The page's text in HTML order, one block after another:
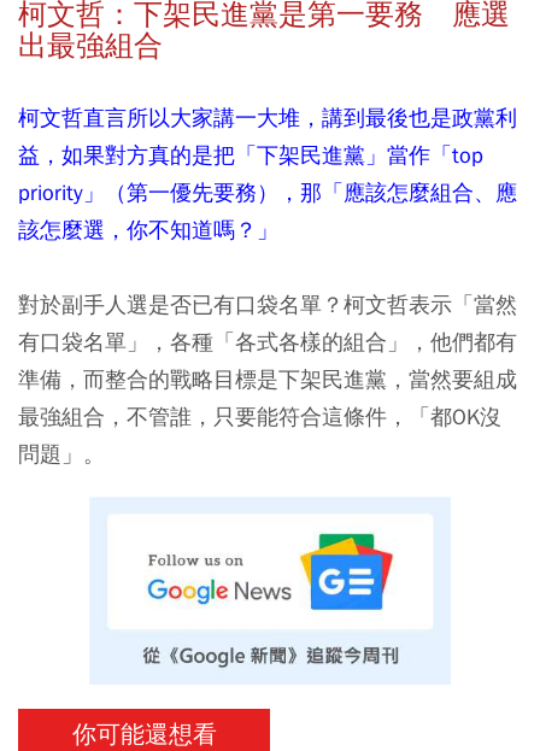
柯文哲：下架民進黨是第一要務 應選
出最強組合
柯文哲直言所以大家講一大堆，講到最後也是政黨利
益，如果對方真的是把「下架民進黨」當作「top
priority」（第一優先要務），那「應該怎麼組合、應
該怎麼選，你不知道嗎？」
對於副手人選是否已有口袋名單？柯文哲表示「當然
有口袋名單」，各種「各式各樣的組合」，他們都有
準備，而整合的戰略目標是下架民進黨，當然要組成
最強組合，不管誰，只要能符合這條件，「都OK沒
問題」。
你可能還想看